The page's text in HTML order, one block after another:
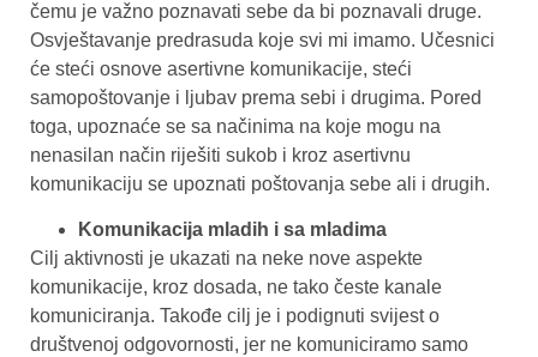
čemu je važno poznavati sebe da bi poznavali druge.
Osvještavanje predrasuda koje svi mi imamo. Učesnici
će steći osnove asertivne komunikacije, steći
samopoštovanje i ljubav prema sebi i drugima. Pored
toga, upoznaće se sa načinima na koje mogu na
nenasilan način riješiti sukob i kroz asertivnu
komunikaciju se upoznati poštovanja sebe ali i drugih.
Komunikacija mladih i sa mladima
Cilj aktivnosti je ukazati na neke nove aspekte
komunikacije, kroz dosada, ne tako česte kanale
komuniciranja. Takođe cilj je i podignuti svijest o
društvenoj odgovornosti, jer ne komuniciramo samo